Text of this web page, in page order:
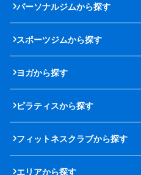
パーソナルジムから探す
スポーツジムから探す
ヨガから探す
ピラティスから探す
フィットネスクラブから探す
エリアから探す